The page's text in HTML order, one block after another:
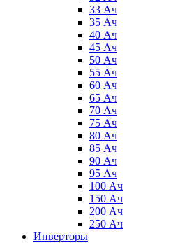
33 Ач
35 Ач
40 Ач
45 Ач
50 Ач
55 Ач
60 Ач
65 Ач
70 Ач
75 Ач
80 Ач
85 Ач
90 Ач
95 Ач
100 Ач
150 Ач
200 Ач
250 Ач
Инверторы